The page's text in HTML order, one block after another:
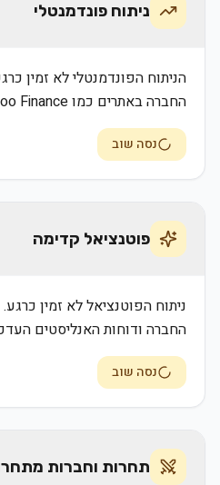
ניתוח פונדמנטלי
הניתוח הפונדמנטלי לא זמין
החברה באתרים כמו Yahoo Finance או Seeking Alpha.
נסה שוב
פוטנציאל קדימה
ניתוח הפוטנציאל לא זמין
החברה ודוחות האנליסטים
נסה שוב
תחרות וחברות